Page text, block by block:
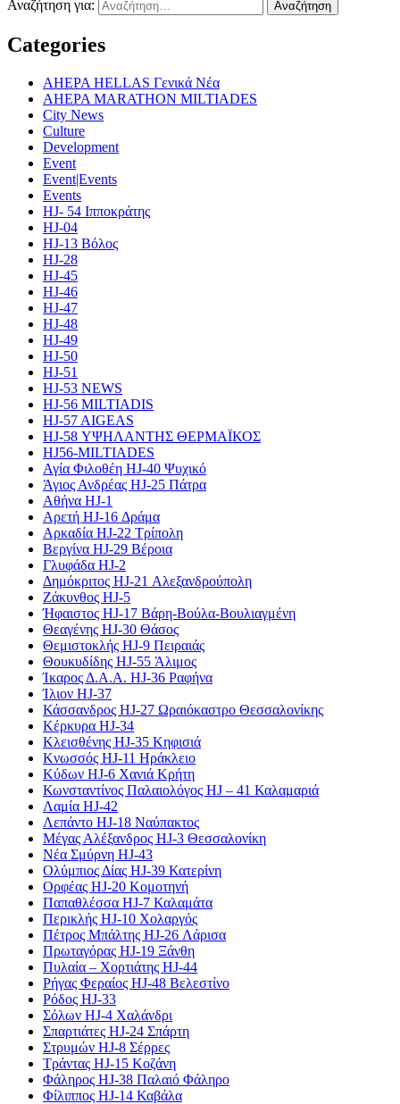
Αναζήτηση για:
Categories
AHEPA HELLAS Γενικά Νέα
AHEPA MARATHON MILTIADES
City News
Culture
Development
Event
Event|Events
Events
HJ- 54 Ιπποκράτης
HJ-04
HJ-13 Βόλος
HJ-28
HJ-45
HJ-46
HJ-47
HJ-48
HJ-49
HJ-50
HJ-51
HJ-53 NEWS
HJ-56 MILTIADIS
HJ-57 AIGEAS
HJ-58 ΥΨΗΛΑΝΤΗΣ ΘΕΡΜΑΪΚΟΣ
HJ56-MILTIADES
Αγία Φιλοθέη HJ-40 Ψυχικό
Άγιος Ανδρέας HJ-25 Πάτρα
Αθήνα HJ-1
Αρετή HJ-16 Δράμα
Αρκαδία HJ-22 Τρίπολη
Βεργίνα HJ-29 Βέροια
Γλυφάδα HJ-2
Δημόκριτος HJ-21 Αλεξανδρούπολη
Ζάκυνθος HJ-5
Ήφαιστος HJ-17 Βάρη-Βούλα-Βουλιαγμένη
Θεαγένης HJ-30 Θάσος
Θεμιστοκλής HJ-9 Πειραιάς
Θουκυδίδης HJ-55 Άλιμος
Ίκαρος Δ.Α.Α. HJ-36 Ραφήνα
Ίλιον HJ-37
Κάσσανδρος HJ-27 Ωραιόκαστρο Θεσσαλονίκης
Κέρκυρα HJ-34
Κλεισθένης HJ-35 Κηφισιά
Κνωσσός HJ-11 Ηράκλειο
Κύδων HJ-6 Χανιά Κρήτη
Κωνσταντίνος Παλαιολόγος HJ – 41 Καλαμαριά
Λαμία HJ-42
Λεπάντο HJ-18 Ναύπακτος
Μέγας Αλέξανδρος HJ-3 Θεσσαλονίκη
Νέα Σμύρνη HJ-43
Ολύμπιος Δίας HJ-39 Κατερίνη
Ορφέας HJ-20 Κομοτηνή
Παπαθλέσσα HJ-7 Καλαμάτα
Περικλής HJ-10 Χολαργός
Πέτρος Μπάλτης HJ-26 Λάρισα
Πρωταγόρας HJ-19 Ξάνθη
Πυλαία – Χορτιάτης HJ-44
Ρήγας Φεραίος HJ-48 Βελεστίνο
Ρόδος HJ-33
Σόλων HJ-4 Χαλάνδρι
Σπαρτιάτες HJ-24 Σπάρτη
Στρυμών HJ-8 Σέρρες
Τράντας HJ-15 Κοζάνη
Φάληρος HJ-38 Παλαιό Φάληρο
Φίλιππος HJ-14 Καβάλα